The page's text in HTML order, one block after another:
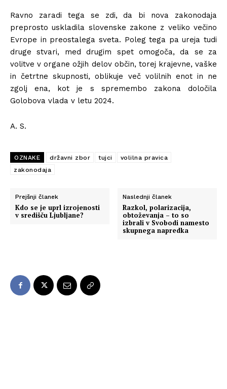
Ravno zaradi tega se zdi, da bi nova zakonodaja
preprosto uskladila slovenske zakone z veliko večino
Evrope in preostalega sveta. Poleg tega pa ureja tudi
druge stvari, med drugim spet omogoča, da se za
volitve v organe ožjih delov občin, torej krajevne, vaške
in četrtne skupnosti, oblikuje več volilnih enot in ne
zgolj ena, kot je s spremembo zakona določila
Golobova vlada v letu 2024.
A. S.
OZNAKE državni zbor tujci
volilna pravica
zakonodaja
Prejšnji članek
Kdo se je uprl izrojenosti
v središču Ljubljane?
Naslednji članek
Razkol, polarizacija,
obtoževanja – to so
izbrali v Svobodi namesto
skupnega napredka